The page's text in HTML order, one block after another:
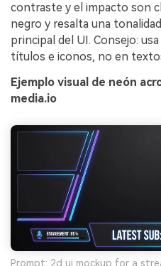
contraste y el impacto son
negro y resalta una
principal del UI. Consejo:
títulos e iconos, no en
Ejemplo visual de neón
media.io
Prompt: 2d ui mockup for a